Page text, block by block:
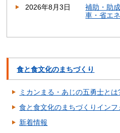
2026年8月3日
補助・助
車・省エネ
食と食文化のまちづくり
ミカンまる・あじの五勇士とは
食と食文化のまちづくりインフ
新着情報